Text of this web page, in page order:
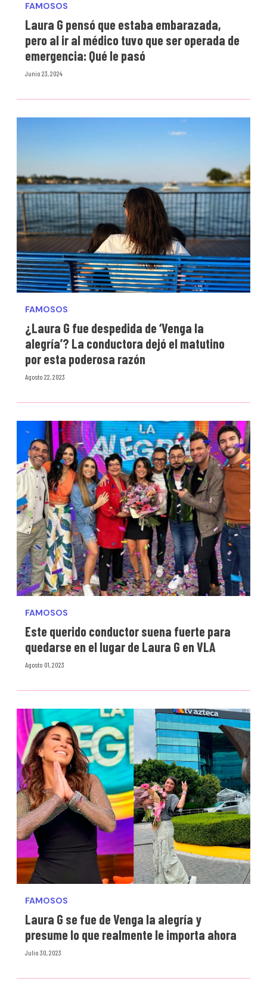
FAMOSOS
Laura G pensó que estaba embarazada,
pero al ir al médico tuvo que ser operada de
emergencia: Qué le pasó
Junio 23, 2024
FAMOSOS
¿Laura G fue despedida de ‘Venga la
alegría’? La conductora dejó el matutino
por esta poderosa razón
Agosto 22, 2023
FAMOSOS
Este querido conductor suena fuerte para
quedarse en el lugar de Laura G en VLA
Agosto 01, 2023
FAMOSOS
Laura G se fue de Venga la alegría y
presume lo que realmente le importa ahora
Julio 30, 2023